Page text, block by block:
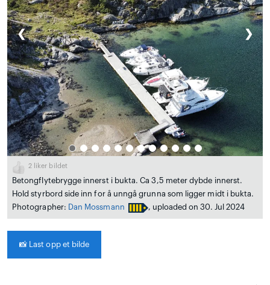
❮ ❯
2 liker bildet
Betongflytebrygge innerst i bukta. Ca 3,5 meter dybde innerst.
Hold styrbord side inn for å unngå grunna som ligger midt i bukta.
Photographer: Dan Mossmann , uploaded on 30. Jul 2024
📸 Last opp et bilde